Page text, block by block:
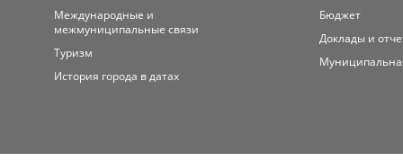
Международные и
межмуниципальные связи
Туризм
История города в датах
Бюджет
Доклады и